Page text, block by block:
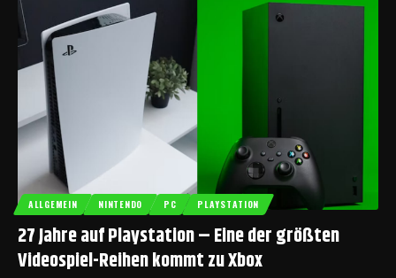
ALLGEMEIN NINTENDO PC PLAYSTATION
27 Jahre auf Playstation – Eine der größten
Videospiel-Reihen kommt zu Xbox